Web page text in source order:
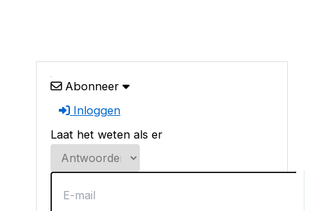
Abonneer
Inloggen
Laat het weten als er